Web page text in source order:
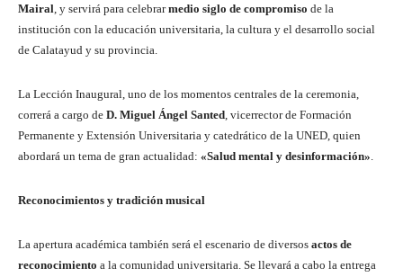
Mairal , y servirá para celebrarmedio siglo de compromiso de la
institución con la educación universitaria, la cultura y el desarrollo social
de Calatayud y su provincia.
La Lección Inaugural, uno de los momentos centrales de la ceremonia,
correrá a cargo de D. Miguel Ángel Santed , vicerrector de Formación
Permanente y Extensión Universitaria y catedrático de la UNED, quien
abordará un tema de gran actualidad: «Salud mental y desinformación»
Reconocimientos y tradición musical
La apertura académica también será el escenario de diversos actos de
reconocimiento a la comunidad universitaria. Se llevará a cabo la entrega